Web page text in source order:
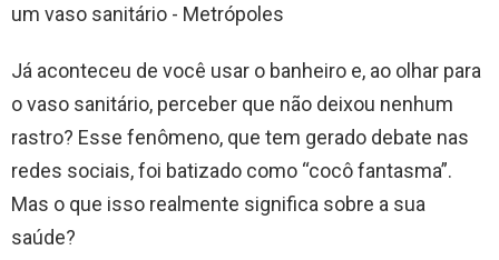
Já aconteceu de você usar o banheiro e, ao olhar para
o vaso sanitário, perceber que não deixou nenhum
rastro? Esse fenômeno, que tem gerado debate nas
redes sociais, foi batizado como “cocô fantasma”.
Mas o que isso realmente significa sobre a sua
saúde?